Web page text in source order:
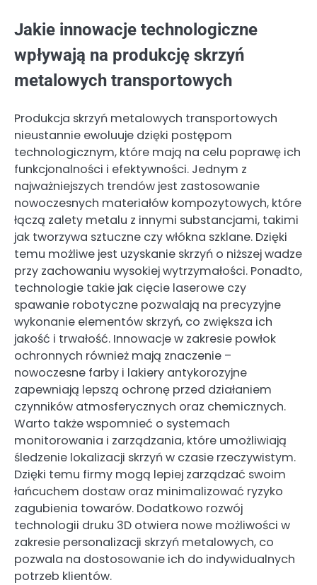
Jakie innowacje technologiczne
wpływają na produkcję skrzyń
metalowych transportowych
Produkcja skrzyń metalowych transportowych
nieustannie ewoluuje dzięki postępom
technologicznym, które mają na celu poprawę ich
funkcjonalności i efektywności. Jednym z
najważniejszych trendów jest zastosowanie
nowoczesnych materiałów kompozytowych, które
łączą zalety metalu z innymi substancjami, takimi
jak tworzywa sztuczne czy włókna szklane. Dzięki
temu możliwe jest uzyskanie skrzyń o niższej wadze
przy zachowaniu wysokiej wytrzymałości. Ponadto,
technologie takie jak cięcie laserowe czy
spawanie robotyczne pozwalają na precyzyjne
wykonanie elementów skrzyń, co zwiększa ich
jakość i trwałość. Innowacje w zakresie powłok
ochronnych również mają znaczenie –
nowoczesne farby i lakiery antykorozyjne
zapewniają lepszą ochronę przed działaniem
czynników atmosferycznych oraz chemicznych.
Warto także wspomnieć o systemach
monitorowania i zarządzania, które umożliwiają
śledzenie lokalizacji skrzyń w czasie rzeczywistym.
Dzięki temu firmy mogą lepiej zarządzać swoim
łańcuchem dostaw oraz minimalizować ryzyko
zagubienia towarów. Dodatkowo rozwój
technologii druku 3D otwiera nowe możliwości w
zakresie personalizacji skrzyń metalowych, co
pozwala na dostosowanie ich do indywidualnych
potrzeb klientów.